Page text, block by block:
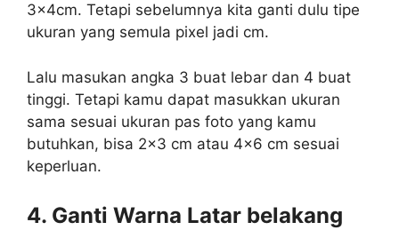
3x4cm. Tetapi sebelumnya kita ganti dulu tipe
ukuran yang semula pixel jadi cm.
Lalu masukan angka 3 buat lebar dan 4 buat
tinggi. Tetapi kamu dapat masukkan ukuran
sama sesuai ukuran pas foto yang kamu
butuhkan, bisa 2×3 cm atau 4×6 cm sesuai
keperluan.
4. Ganti Warna Latar belakang